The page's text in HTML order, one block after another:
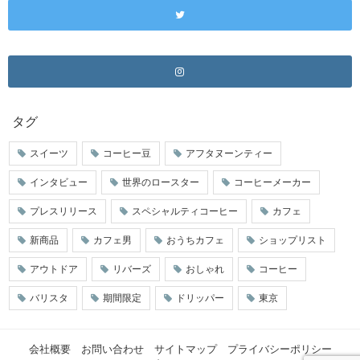
タグ
スイーツ コーヒー豆 アフタヌーンティー
インタビュー 世界のロースター コーヒーメーカー
プレスリリース スペシャルティコーヒー カフェ
新商品 カフェ男 おうちカフェ ショップリスト
アウトドア リバーズ おしゃれ コーヒー
バリスタ 期間限定 ドリッパー 東京
会社概要 お問い合わせ サイトマップ
プライバシーポリシー